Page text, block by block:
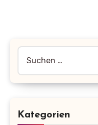
nach:
Kategorien